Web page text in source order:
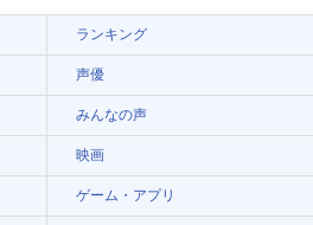
ランキング
声優
みんなの声
映画
ゲーム・アプリ